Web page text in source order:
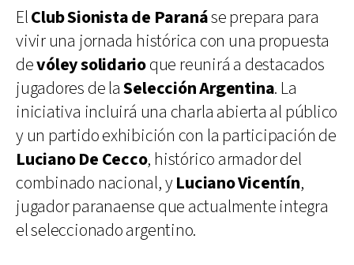
ElClub Sionista de Paranáse prepara para
vivir una jornada histórica con una propuesta
devóley solidarioque reunirá a destacados
jugadores de laSelección Argentina. La
iniciativa incluirá una charla abierta al público
y un partido exhibición con la participación de
Luciano De Cecco, histórico armador del
combinado nacional, yLuciano Vicentín,
jugador paranaense que actualmente integra
el seleccionado argentino.